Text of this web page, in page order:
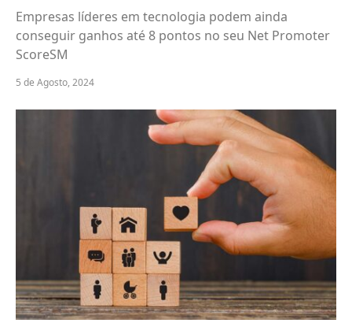
Empresas líderes em tecnologia podem ainda
conseguir ganhos até 8 pontos no seu Net Promoter
ScoreSM
5 de Agosto, 2024